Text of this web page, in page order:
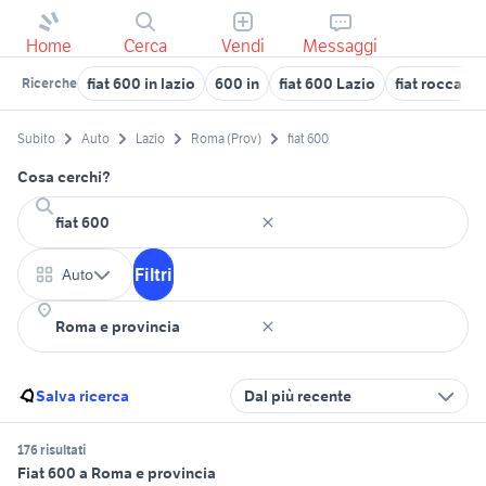
Home Cerca Vendi Messaggi
Ricerche fiat 600 in lazio 600 in fiat 600 Lazio fiat
Subito Auto Lazio Roma (Prov) fiat 600
Cosa cerchi?
Auto Filtri
Salva ricerca Dal più recente
176 risultati
Fiat 600 a Roma e provincia